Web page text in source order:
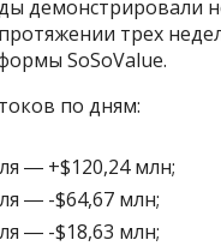
демонстрировали
трех
SoSoValue.
по дням:
― +$120,24 млн;
― -$64,67 млн;
― -$18,63 млн;